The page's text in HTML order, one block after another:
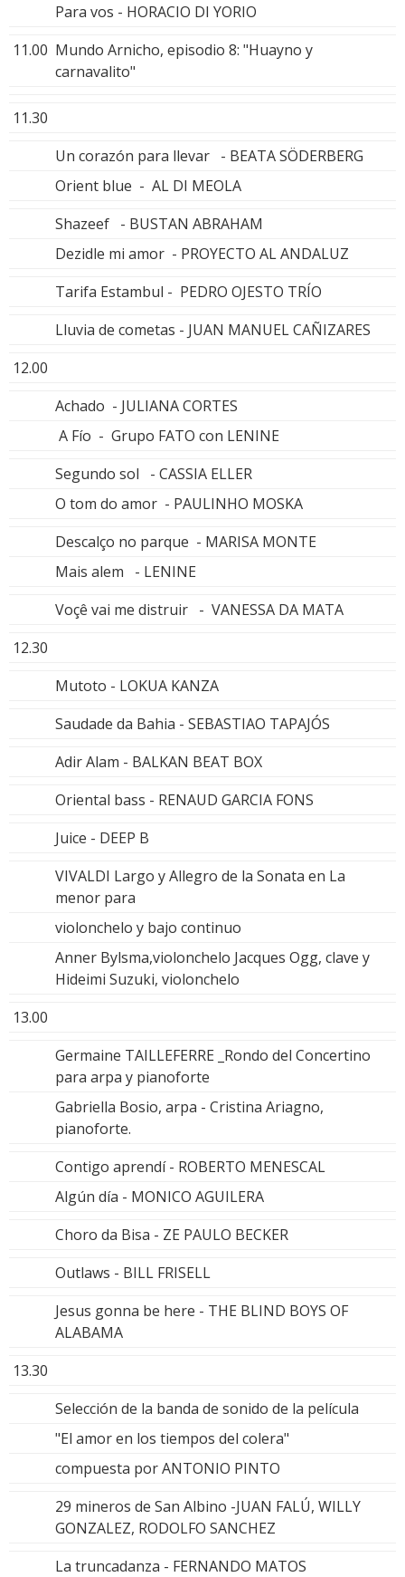
Para vos - HORACIO DI YORIO
11.00 Mundo Arnicho, episodio 8: "Huayno y
carnavalito"
11.30
Un corazón para llevar - BEATA SÖDERBERG
Orient blue - AL DI MEOLA
Shazeef - BUSTAN ABRAHAM
Dezidle mi amor - PROYECTO AL ANDALUZ
Tarifa Estambul - PEDRO OJESTO TRÍO
Lluvia de cometas - JUAN MANUEL CAÑIZARES
12.00
Achado - JULIANA CORTES
A Fío - Grupo FATO con LENINE
Segundo sol - CASSIA ELLER
O tom do amor - PAULINHO MOSKA
Descalço no parque - MARISA MONTE
Mais alem - LENINE
Voçê vai me distruir - VANESSA DA MATA
12.30
Mutoto - LOKUA KANZA
Saudade da Bahia - SEBASTIAO TAPAJÓS
Adir Alam - BALKAN BEAT BOX
Oriental bass - RENAUD GARCIA FONS
Juice - DEEP B
VIVALDI Largo y Allegro de la Sonata en La
menor para
violonchelo y bajo continuo
Anner Bylsma,violonchelo Jacques Ogg, clave y
Hideimi Suzuki, violonchelo
13.00
Germaine TAILLEFERRE _Rondo del Concertino
para arpa y pianoforte
Gabriella Bosio, arpa - Cristina Ariagno,
pianoforte.
Contigo aprendí - ROBERTO MENESCAL
Algún día - MONICO AGUILERA
Choro da Bisa - ZE PAULO BECKER
Outlaws - BILL FRISELL
Jesus gonna be here - THE BLIND BOYS OF
ALABAMA
13.30
Selección de la banda de sonido de la película
"El amor en los tiempos del colera"
compuesta por ANTONIO PINTO
29 mineros de San Albino -JUAN FALÚ, WILLY
GONZALEZ, RODOLFO SANCHEZ
La truncadanza - FERNANDO MATOS